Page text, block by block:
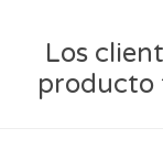
Los
producto